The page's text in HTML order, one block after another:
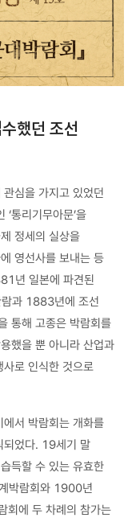
했던 조선
심을 가지고 있었던
통리기무아문’을
정세의 실상을
영선사를 보내는 등
년 일본에 파견된
람과 1883년에 조선
통해 고종은 박람회를
했을 뿐 아니라 산업과
로 인식한 것으로
서 박람회는 개화를
되었다. 19세기 말
득할 수 있는 유효한
박람회와 1900년
회에 두 차례의 참가는